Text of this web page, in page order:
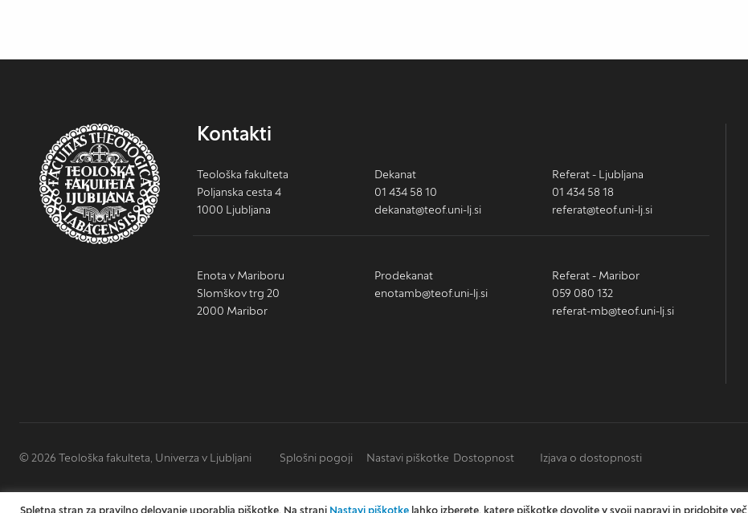
Kontakti
Teološka fakulteta
Poljanska cesta 4
1000 Ljubljana
Dekanat
01 434 58 10
dekanat@teof.uni-lj.si
Referat - Ljubljana
01 434 58 18
referat@teof.uni-lj.si
Enota v Mariboru
Slomškov trg 20
2000 Maribor
Prodekanat
enotamb@teof.uni-lj.si
Referat - Maribor
059 080 132
referat-mb@teof.uni-lj.si
© 2026 Teološka fakulteta, Univerza v Ljubljani Splošni pogoji Nastavi piškotke Dostopnost Izjava o dostopnosti
Spletna stran za pravilno delovanje uporablja piškotke. Na strani Nastavi piškotke lahko izberete, katere piškotke dovolite v svoji napravi in pridobite več